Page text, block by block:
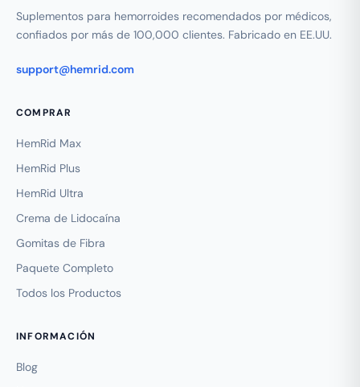
Suplementos para hemorroides recomendados por médicos,
confiados por más de 100,000 clientes. Fabricado en EE.UU.
support@hemrid.com
COMPRAR
HemRid Max
HemRid Plus
HemRid Ultra
Crema de Lidocaína
Gomitas de Fibra
Paquete Completo
Todos los Productos
INFORMACIÓN
Blog